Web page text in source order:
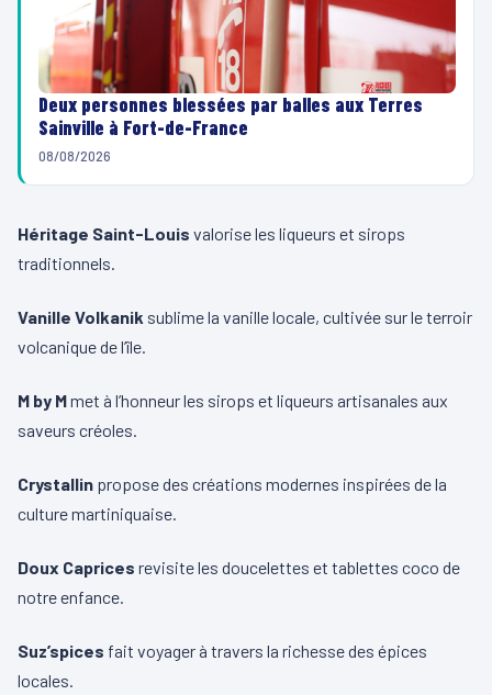
Deux personnes blessées par balles aux Terres
Sainville à Fort-de-France
08/08/2026
Héritage Saint-Louis valorise les liqueurs et sirops
traditionnels.
Vanille Volkanik sublime la vanille locale, cultivée sur le terroir
volcanique de l’île.
M by Mmet à l’honneur les sirops et liqueurs artisanales aux
saveurs créoles.
Crystallin propose des créations modernes inspirées de la
culture martiniquaise.
Doux Caprices revisite les doucelettes et tablettes coco de
notre enfance.
Suz’spices fait voyager à travers la richesse des épices
locales.